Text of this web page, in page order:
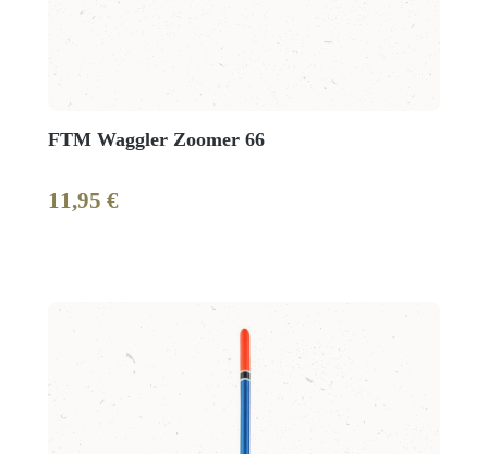
FTM Waggler Zoomer 66
Regulärer Preis:
11,95 €